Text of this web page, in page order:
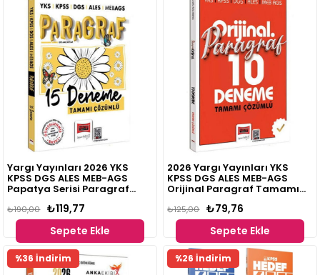
Yargı Yayınları 2026 YKS
KPSS DGS ALES MEB-AGS
Papatya Serisi Paragraf
Deneme₺119,77
₺190,00
Sepete Ekle
2026 Yargı Yayınları YKS
KPSS DGS ALES MEB-AGS
Orijinal Paragraf Tamamı
₺79,76
₺125,00
Sepete Ekle
%36 İndirim %26 İndirim